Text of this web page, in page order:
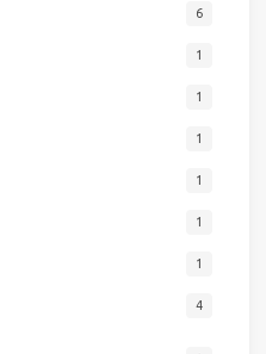
6
1
1
1
1
1
1
4